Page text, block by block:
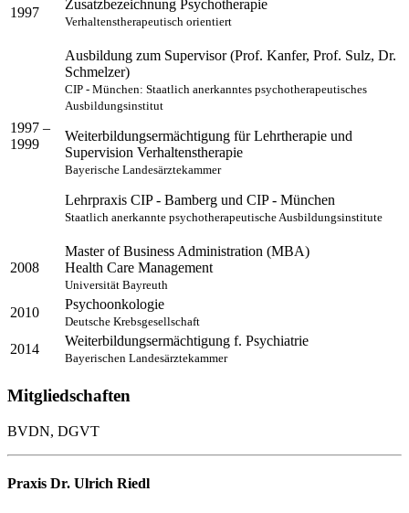
1997
Zusatzbezeichnung Psychotherapie
Verhaltenstherapeutisch orientiert
1997 –
1999
Ausbildung zum Supervisor (Prof. Kanfer, Prof. Sulz, Dr.
Schmelzer)
CIP - München: Staatlich anerkanntes psychotherapeutisches
Ausbildungsinstitut
Weiterbildungsermächtigung für Lehrtherapie und
Supervision Verhaltenstherapie
Bayerische Landesärztekammer
Lehrpraxis CIP - Bamberg und CIP - München
Staatlich anerkannte psychotherapeutische Ausbildungsinstitute
2008
Master of Business Administration (MBA)
Health Care Management
Universität Bayreuth
2010
Psychoonkologie
Deutsche Krebsgesellschaft
2014
Weiterbildungsermächtigung f. Psychiatrie
Bayerischen Landesärztekammer
Mitgliedschaften
BVDN, DGVT
Praxis Dr. Ulrich Riedl